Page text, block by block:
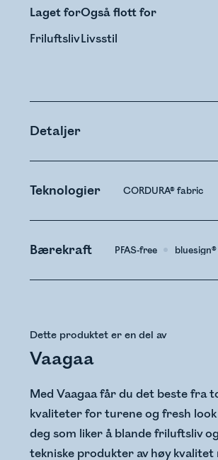
Laget for
Friluftsliv
Også flott for
Livsstil
Detaljer
Teknologier CORDURA® fabric
Bærekraft PFAS-free
Dette produktet er en del av
Vaagaa
Med Vaagaa får du det beste fra
kvaliteter for turene og fresh
deg som liker å blande friluftsliv
tekniske produkter av høy kvalitet